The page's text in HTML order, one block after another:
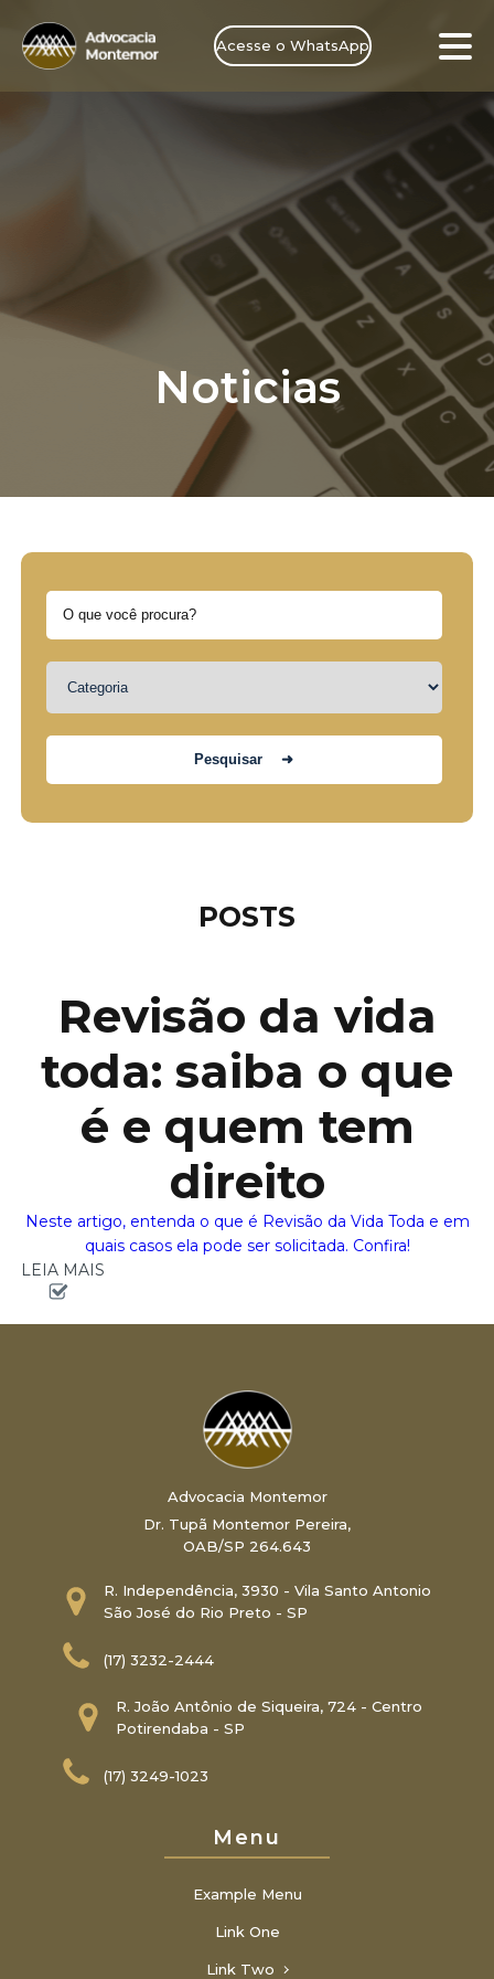
Acesse o WhatsApp
Noticias
POSTS
Revisão da vida
toda: saiba o que
é e quem tem
direito
Neste artigo, entenda o que é Revisão da Vida Toda e em
quais casos ela pode ser solicitada. Confira!
LEIA MAIS
Advocacia Montemor
Dr. Tupã Montemor Pereira,
OAB/SP 264.643
R. Independência, 3930 - Vila Santo Antonio
São José do Rio Preto - SP
(17) 3232-2444
R. João Antônio de Siqueira, 724 - Centro
Potirendaba - SP
(17) 3249-1023
Menu
Example Menu
Link One
Link Two